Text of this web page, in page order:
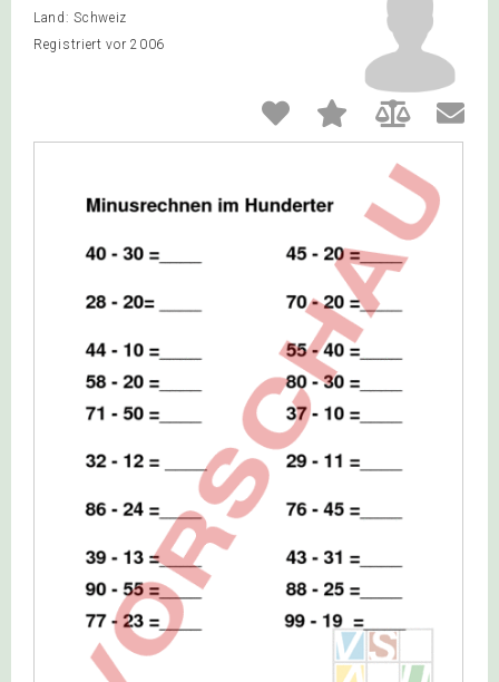
Land: Schweiz
Registriert vor 2006